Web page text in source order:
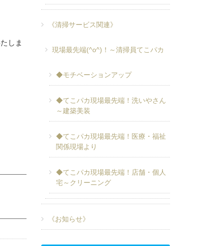
しま
《清掃サービス関連》
現場最先端(^o^)！～清掃員てこパカ
◆モチベーションアップ
◆てこパカ現場最先端！洗いやさん
～建築美装
◆てこパカ現場最先端！医療・福祉
関係現場より
◆てこパカ現場最先端！店舗・個人
宅～クリーニング
《お知らせ》